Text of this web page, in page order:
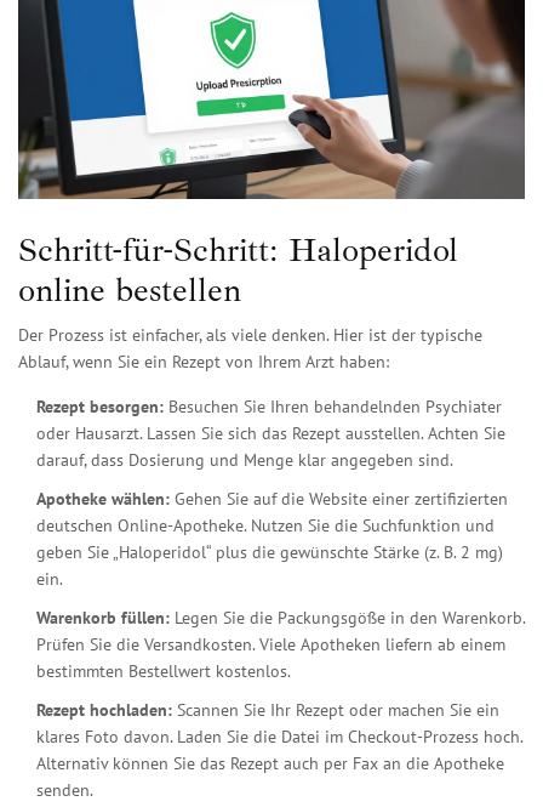
Schritt-für-Schritt: Haloperidol
online bestellen
Der Prozess ist einfacher, als viele denken. Hier ist der typische
Ablauf, wenn Sie ein Rezept von Ihrem Arzt haben:
Rezept besorgen: Besuchen Sie Ihren behandelnden Psychiater
oder Hausarzt. Lassen Sie sich das Rezept ausstellen. Achten Sie
darauf, dass Dosierung und Menge klar angegeben sind.
Apotheke wählen: Gehen Sie auf die Website einer zertifizierten
deutschen Online-Apotheke. Nutzen Sie die Suchfunktion und
geben Sie „Haloperidol“ plus die gewünschte Stärke (z. B. 2 mg)
ein.
Warenkorb füllen: Legen Sie die Packungsgöße in den Warenkorb.
Prüfen Sie die Versandkosten. Viele Apotheken liefern ab einem
bestimmten Bestellwert kostenlos.
Rezept hochladen: Scannen Sie Ihr Rezept oder machen Sie ein
klares Foto davon. Laden Sie die Datei im Checkout-Prozess hoch.
Alternativ können Sie das Rezept auch per Fax an die Apotheke
senden.